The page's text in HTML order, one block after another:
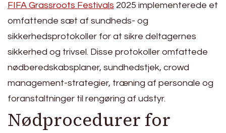
FIFA Grassroots Festivals 2025 implementerede et
omfattende sæt af sundheds- og
sikkerhedsprotokoller for at sikre deltagernes
sikkerhed og trivsel. Disse protokoller omfattede
nødberedskabsplaner, sundhedstjek, crowd
management-strategier, træning af personale og
foranstaltninger til rengøring af udstyr.
Nødprocedurer for